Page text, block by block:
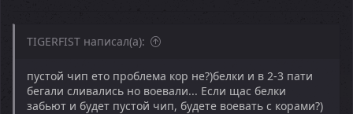
TIGERFIST написал(а):
пустой чип ето проблема кор не?)белки и в 2-3 пати
бегали сливались но воевали... Если щас белки
забьют и будет пустой чип, будете воевать с корами?)